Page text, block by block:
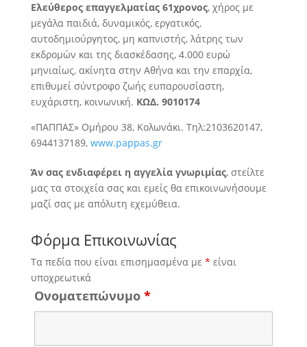
Ελεύθερος επαγγελματίας 61χρονος, χήρος με
μεγάλα παιδιά, δυναμικός,εργατικός,
αυτοδημιούργητος, μη καπνιστής, λάτρης των
εκδρομών και της διασκέδασης, 4.000 ευρώ
μηνιαίως, ακίνητα στην Αθήνα και την επαρχία,
επιθυμεί σύντροφο ζωής ευπαρουσίαστη,
ευχάριστη, κοινωνική. ΚΩΔ. 9010174
«ΠΑΠΠΑΣ» Ομήρου 38, Κολωνάκι. Τηλ:2103620147,
6944137189, www.pappas.gr
Άν σας ενδιαφέρει η αγγελία γνωριμίας, στείλτε
μας τα στοιχεία σας και εμείς θα επικοινωνήσουμε
μαζί σας με απόλυτη εχεμύθεια.
Φόρμα Επικοινωνίας
Τα πεδία που είναι επισημασμένα με * είναι
υποχρεωτικά
Ονοματεπώνυμο *